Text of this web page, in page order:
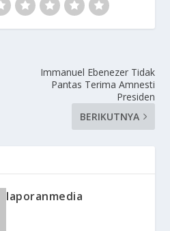
Immanuel Ebenezer Tidak
Pantas Terima Amnesti
Presiden
BERIKUTNYA
laporanmedia